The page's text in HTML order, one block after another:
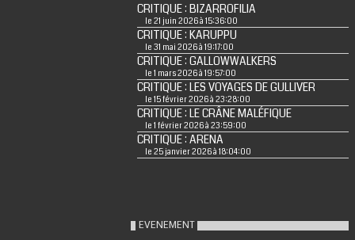
CRITIQUE : BIZARROFILIA
le 21 juin 2026 à 15:36:00
CRITIQUE : KARUPPU
le 31 mai 2026 à 19:17:00
CRITIQUE : GALLOWWALKERS
le 1 mars 2026 à 19:57:00
CRITIQUE : LES VOYAGES DE GULLIVER
le 15 février 2026 à 23:28:00
CRITIQUE : LE CRÂNE MALÉFIQUE
le 1 février 2026 à 23:59:00
CRITIQUE : ARENA
le 25 janvier 2026 à 18:04:00
EVENEMENT